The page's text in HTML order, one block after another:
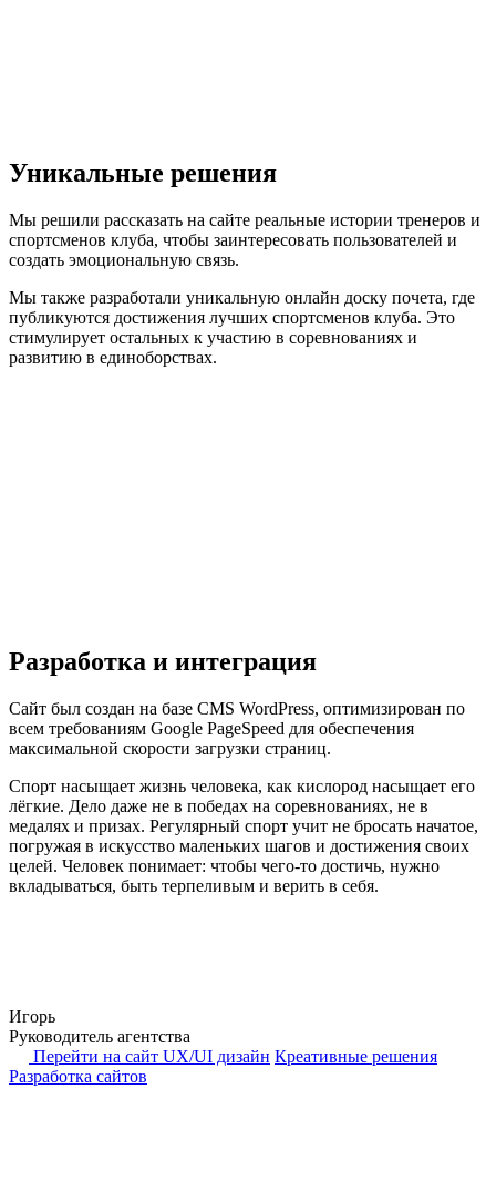
Уникальные решения
Мы решили рассказать на сайте реальные истории тренеров и
спортсменов клуба, чтобы заинтересовать пользователей и
создать эмоциональную связь.
Мы также разработали уникальную онлайн доску почета, где
публикуются достижения лучших спортсменов клуба. Это
стимулирует остальных к участию в соревнованиях и
развитию в единоборствах.
Разработка и интеграция
Сайт был создан на базе CMS WordPress, оптимизирован по
всем требованиям Google PageSpeed для обеспечения
максимальной скорости загрузки страниц.
Спорт насыщает жизнь человека, как кислород насыщает его
лёгкие. Дело даже не в победах на соревнованиях, не в
медалях и призах. Регулярный спорт учит не бросать начатое,
погружая в искусство маленьких шагов и достижения своих
целей. Человек понимает: чтобы чего-то достичь, нужно
вкладываться, быть терпеливым и верить в себя.
Игорь
Руководитель агентства
Перейти на сайт UX/UI дизайн Креативные решения
Разработка сайтов